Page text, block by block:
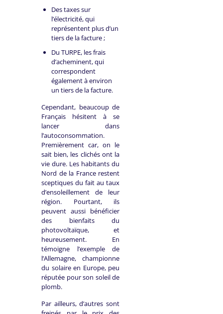
Des taxes sur
l’électricité, qui
représentent plus d’un
tiers de la facture ;
Du TURPE, les frais
d’acheminent, qui
correspondent
également à environ
un tiers de la facture.
Cependant, beaucoup de
Français hésitent à se
lancer dans
l’autoconsommation.
Premièrement car, on le
sait bien, les clichés ont la
vie dure. Les habitants du
Nord de la France restent
sceptiques du fait au taux
d’ensoleillement de leur
région. Pourtant, ils
peuvent aussi bénéficier
des bienfaits du
photovoltaïque, et
heureusement. En
témoigne l’exemple de
l’Allemagne, championne
du solaire en Europe, peu
réputée pour son soleil de
plomb.
Par ailleurs, d’autres sont